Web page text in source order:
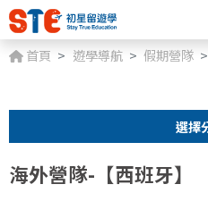
首頁 遊學導航 假期營隊
選擇
海外營隊-【西班牙】